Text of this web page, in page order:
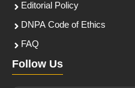
Editorial Policy
DNPA Code of Ethics
FAQ
Follow Us